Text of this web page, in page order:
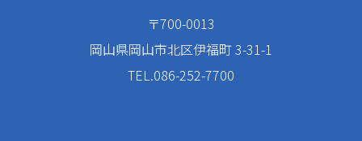
〒700-0013
岡山県岡山市北区伊福町 3-31-1
TEL.086-252-7700